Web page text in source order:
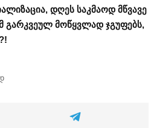
დღეს საკმაოდ მწვავე
გარკვეულ მოწყვლად ჯგუფებს,